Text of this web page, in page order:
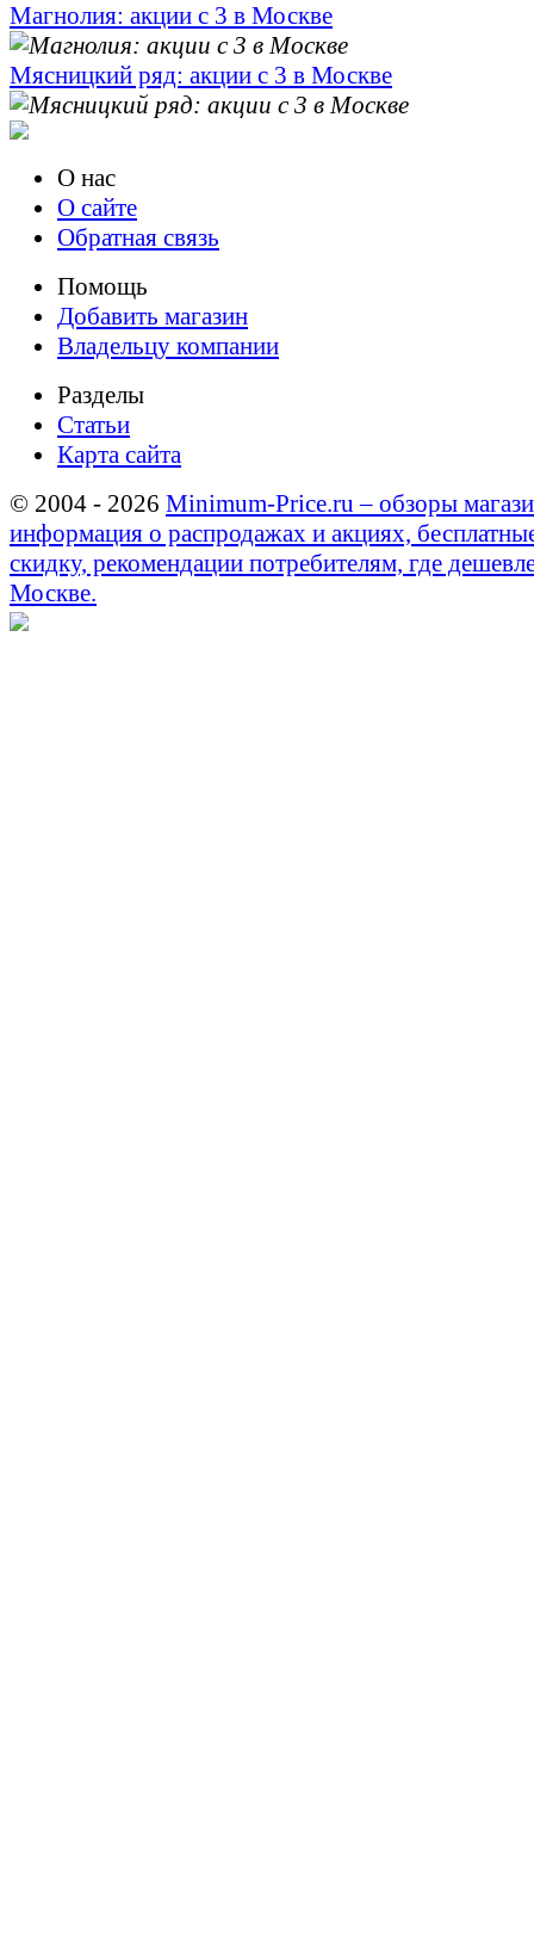
Магнолия: акции с 3 в Москве
Мясницкий ряд: акции с 3 в Москве
О нас
О сайте
Обратная связь
Помощь
Добавить магазин
Владельцу компании
Разделы
Статьи
Карта сайта
© 2004 - 2026 Minimum-Price.ru – обзоры
информация о распродажах и акциях,
скидку, рекомендации потребителям, где
Москве.